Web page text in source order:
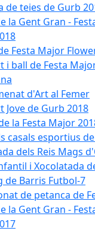
de teies de Gurb
la Gent Gran -
Festa Major
i ball de Festa
d'Art al Femer
Jove de Gurb 2018
la Festa Major
casals esportius
dels Reis Mags
i Xocolatada
de Barris Futbol-7
de petanca de
la Gent Gran -